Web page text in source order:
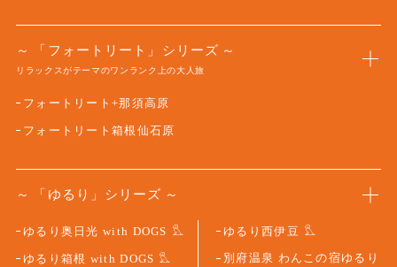
「フォートリート」シリーズ
リラックスがテーマのワンランク上の大人旅
フォートリート+那須高原
フォートリート箱根仙石原
「ゆるり」シリーズ
ゆるり奥日光 with DOGS
ゆるり箱根 with DOGS
ゆるり西伊豆
別府温泉 わんこの宿ゆるり